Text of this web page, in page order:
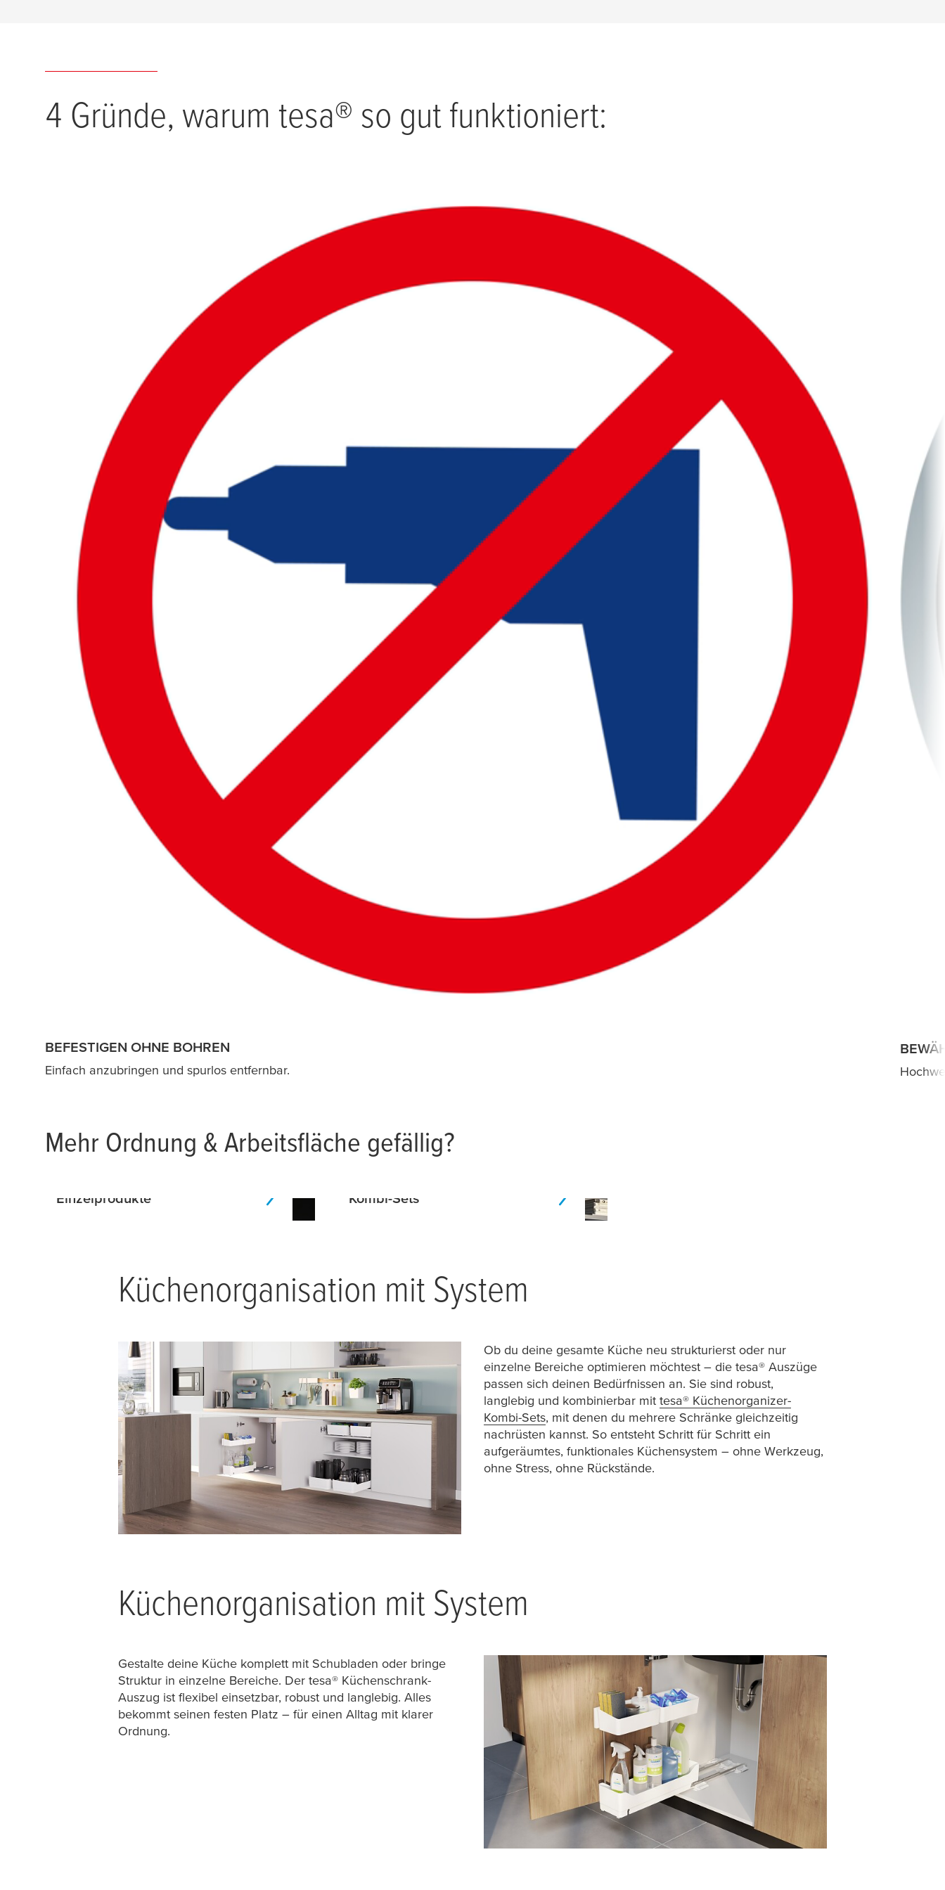
4 Gründe, warum tesa® so gut funktioniert:
BEFESTIGEN OHNE BOHREN
Einfach anzubringen und spurlos entfernbar.
Mehr Ordnung & Arbeitsfläche gefällig?
Einzelprodukte Kombi-Sets
Küchenorganisation mit System
Ob du deine gesamte Küche neu strukturierst oder nur
einzelne Bereiche optimieren möchtest – die tesa® Auszüge
passen sich deinen Bedürfnissen an. Sie sind robust,
langlebig und kombinierbar mit tesa® Küchenorganizer-
Kombi-Sets, mit denen du mehrere Schränke gleichzeitig
nachrüsten kannst. So entsteht Schritt für Schritt ein
aufgeräumtes, funktionales Küchensystem – ohne Werkzeug,
ohne Stress, ohne Rückstände.
Küchenorganisation mit System
Gestalte deine Küche komplett mit Schubladen oder bringe
Struktur in einzelne Bereiche. Der tesa® Küchenschrank-
Auszug ist flexibel einsetzbar, robust und langlebig. Alles
bekommt seinen festen Platz – für einen Alltag mit klarer
Ordnung.